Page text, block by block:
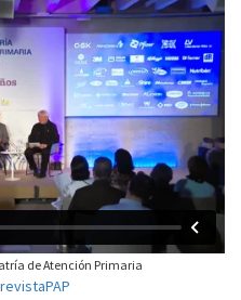
de Atención Primaria